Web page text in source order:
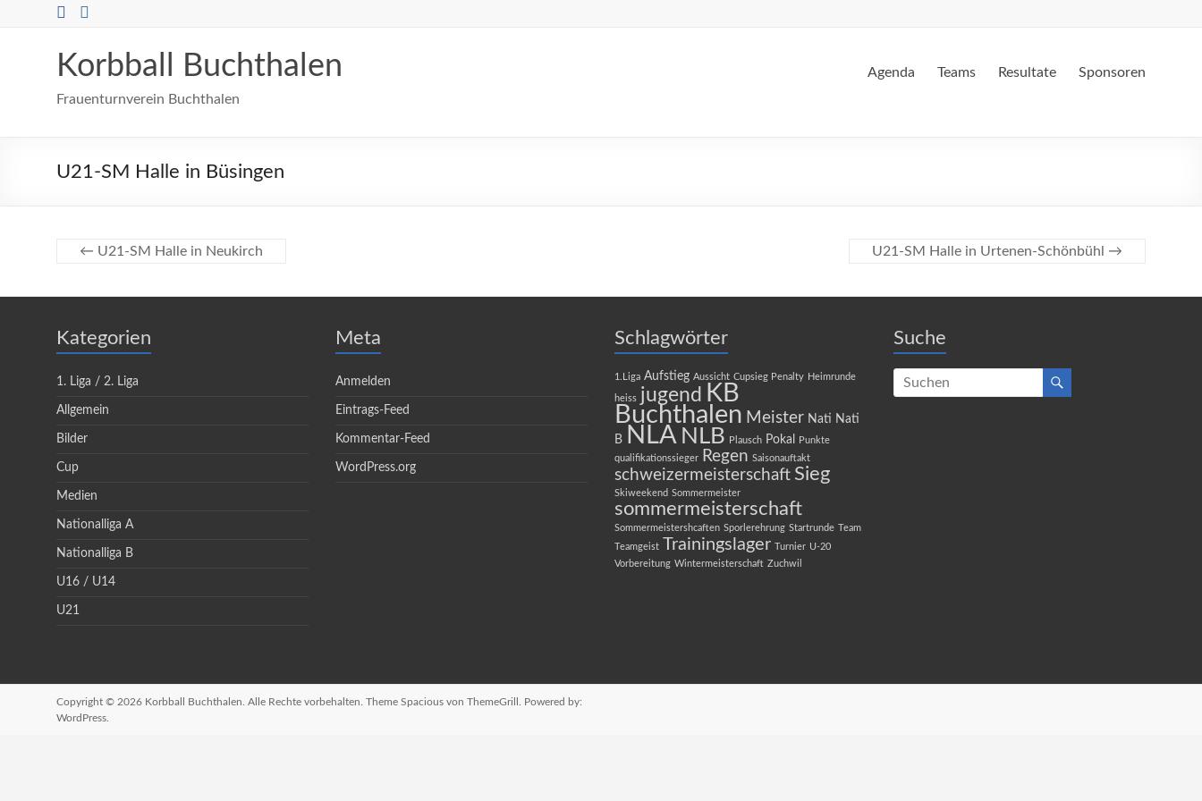
Korbball Buchthalen
Frauenturnverein Buchthalen
Agenda Teams Resultate Sponsoren
U21-SM Halle in Büsingen
← U21-SM Halle in Neukirch U21-SM Halle in Urtenen-Schönbühl →
Kategorien
1. Liga / 2. Liga
Allgemein
Bilder
Cup
Medien
Nationalliga A
Nationalliga B
U16 / U14
U21
Meta
Anmelden
Eintrags-Feed
Kommentar-Feed
WordPress.org
Schlagwörter
1.Liga Aufstieg Aussicht Cupsieg Penalty Heimrunde
heiss jugend KB
Buchthalen Meister Nati Nati
B
NLA NLB Plausch Pokal
Punkte
qualifikationssieger
Regen Saisonauftakt
schweizermeisterschaft Sieg
Skiweekend Sommermeister
sommermeisterschaft
Sommermeistershcaften Sporlerehrung Startrunde Team
Teamgeist Trainingslager Turnier U-20
Vorbereitung Wintermeisterschaft Zuchwil
Suche
Copyright © 2026 Korbball Buchthalen . Alle Rechte vorbehalten. Theme Spacious von ThemeGrill. Powered by:
WordPress